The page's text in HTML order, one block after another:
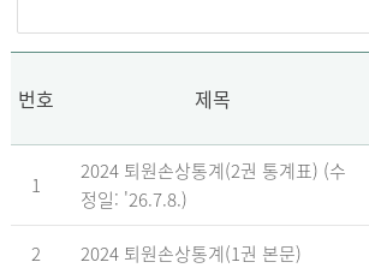
번호 제목
1
2024 퇴원손상통계(2권 통계표) (수
정일: '26.7.8.)
2 2024 퇴원손상통계(1권 본문)